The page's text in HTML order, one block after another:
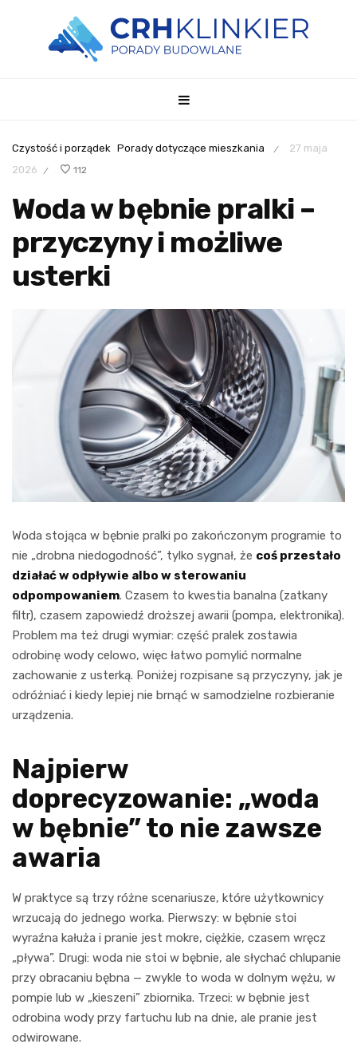
Czystość i porządek Porady dotyczące mieszkania /
27 maja
2026
/ 112
Woda w bębnie pralki –
przyczyny i możliwe
usterki
Woda stojąca w bębnie pralki po zakończonym programie to
nie „drobna niedogodność”, tylko sygnał, że coś przestało
działać w odpływie albo w sterowaniu
odpompowaniem. Czasem to kwestia banalna (zatkany
filtr), czasem zapowiedź droższej awarii (pompa, elektronika).
Problem ma też drugi wymiar: część pralek zostawia
odrobinę wody celowo, więc łatwo pomylić normalne
zachowanie z usterką. Poniżej rozpisane są przyczyny, jak je
odróżniać i kiedy lepiej nie brnąć w samodzielne rozbieranie
urządzenia.
Najpierw
doprecyzowanie: „woda
w bębnie” to nie zawsze
awaria
W praktyce są trzy różne scenariusze, które użytkownicy
wrzucają do jednego worka. Pierwszy: w bębnie stoi
wyraźna kałuża i pranie jest mokre, ciężkie, czasem wręcz
„pływa”. Drugi: woda nie stoi w bębnie, ale słychać chlupanie
przy obracaniu bębna — zwykle to woda w dolnym wężu, w
pompie lub w „kieszeni” zbiornika. Trzeci: w bębnie jest
odrobina wody przy fartuchu lub na dnie, ale pranie jest
odwirowane.